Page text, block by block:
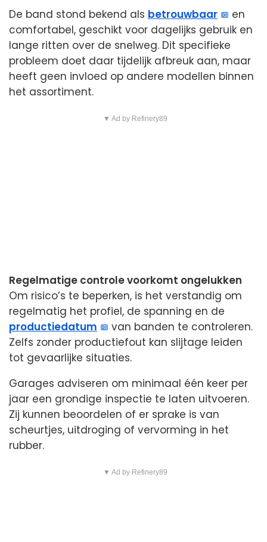
De band stond bekend als betrouwbaar
en
comfortabel, geschikt voor dagelijks gebruik en
lange ritten over de snelweg. Dit specifieke
probleem doet daar tijdelijk afbreuk aan, maar
heeft geen invloed op andere modellen binnen
het assortiment.
▼ Ad by Refinery89
Regelmatige controle voorkomt ongelukken
Om risico’s te beperken, is het verstandig om
regelmatig het profiel, de spanning en de
productiedatum
van banden te controleren.
Zelfs zonder productiefout kan slijtage leiden
tot gevaarlijke situaties.
Garages adviseren om minimaal één keer per
jaar een grondige inspectie te laten uitvoeren.
Zij kunnen beoordelen of er sprake is van
scheurtjes, uitdroging of vervorming in het
rubber.
▼ Ad by Refinery89